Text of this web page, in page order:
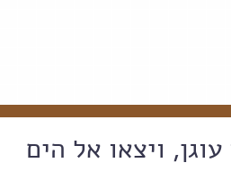
ויצאו אל הים